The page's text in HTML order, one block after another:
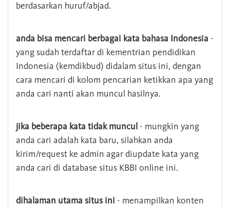
berdasarkan huruf/abjad.
anda bisa mencari berbagai kata bahasa Indonesia -
yang sudah terdaftar di kementrian pendidikan
Indonesia (kemdikbud) didalam situs ini, dengan
cara mencari di kolom pencarian ketikkan apa yang
anda cari nanti akan muncul hasilnya.
jika beberapa kata tidak muncul - mungkin yang
anda cari adalah kata baru, silahkan anda
kirim/request ke admin agar diupdate kata yang
anda cari di database situs KBBI online ini.
dihalaman utama situs ini - menampilkan konten